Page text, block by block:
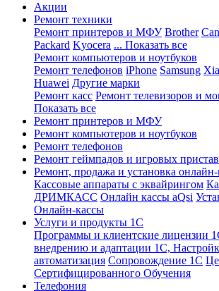
Акции
Ремонт техники
Ремонт принтеров и МФУ Brother
Packard Kyocera ... Показать все
Ремонт компьютеров и ноутбуков
Ремонт телефонов iPhone Samsung
Huawei Другие марки
Ремонт касс Ремонт телевизоров и
Показать все
Ремонт принтеров и МФУ
Ремонт компьютеров и ноутбуков
Ремонт телефонов
Ремонт геймпадов и игровых
Ремонт, продажа и установка онлайн-
Кассовые аппараты с эквайрингом
ДРИМКАСС Онлайн кассы aQsi
Онлайн-кассы
Услуги и продукты 1С
Программы и клиентские лицензии
внедрению и адаптации 1С,
автоматизация Сопровождение 1С
Сертифицированного Обучения
Телефония